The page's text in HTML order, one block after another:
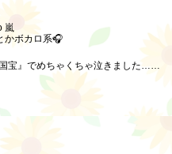
嵐
かボカロ系🎧
宝』でめちゃくちゃ泣きました……
シェアする
ェアする
東北